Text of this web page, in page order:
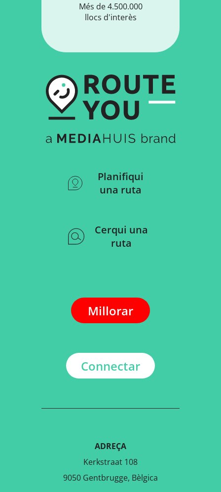
Més de 4.500.000
llocs d'interès
Planifiqui
una ruta
Cerqui una
ruta
Millorar
Connectar
ADREÇA
Kerkstraat 108
9050 Gentbrugge, Bèlgica